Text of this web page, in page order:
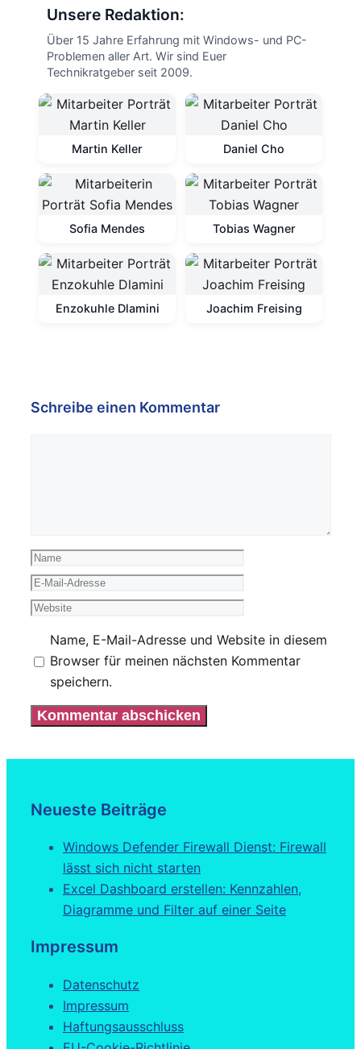
Unsere Redaktion:
Über 15 Jahre Erfahrung mit Windows- und PC-
Problemen aller Art. Wir sind Euer
Technikratgeber seit 2009.
Martin Keller Daniel Cho
Sofia Mendes Tobias Wagner
Enzokuhle Dlamini Joachim Freising
Schreibe einen Kommentar
Name
E-
Mail-
Website
Name, E-Mail-Adresse und Website in diesem
Browser für meinen nächsten Kommentar
speichern.
Neueste Beiträge
Windows Defender Firewall Dienst: Firewall
lässt sich nicht starten
Excel Dashboard erstellen: Kennzahlen,
Diagramme und Filter auf einer Seite
Impressum
Datenschutz
Impressum
Haftungsausschluss